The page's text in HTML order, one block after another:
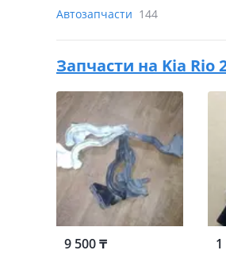
Автозапчасти 144
Запчасти на Kia Rio
9 500 ₸